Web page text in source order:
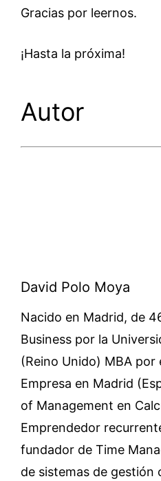
Gracias por leernos.
¡Hasta la próxima!
Autor
David Polo Moya
Nacido en Madrid, de
Business por la
(Reino Unido) MBA
Empresa en Madrid
of Management en
Emprendedor
fundador de Time
de sistemas de gestión